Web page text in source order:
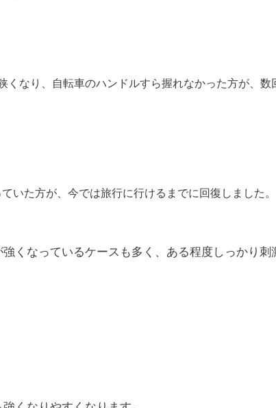
くなり、自転車のハンドルすら握れなかった方が、
いた方が、今では旅行に行けるまでに回復しました。
くなっているケースも多く、ある程度しっかり刺